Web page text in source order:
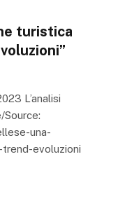
turistica
L’analisi
Source:
una-
evoluzioni